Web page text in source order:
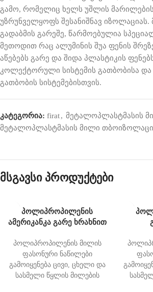
გამო, რომელიც ხელს უშლის
უზრუნველყოფს შესანიშნავ იზოლაციას.
გადაბმის გარეშე, წარმოებულია
მეთოდით რაც ალუმინის შუა ფენის
აწებებს გარე და შიდა პლასტიკის
კოლექტორული სისტემის გათბობისა და
გათბობის სისტემებისთვის.
კატეგორია: firat, მეტალოპლასტმასის
მეტალოპლასტმასის მილი
მსგავსი პროდუქტები
პოლიპროპილენის
ამერიკანკა გარე ხრახნით
პოლიპროპილენის მილის
ფასონური ნაწილები
გამოიყენება ცივი, ცხელი და
სასმელი წყლის მილების